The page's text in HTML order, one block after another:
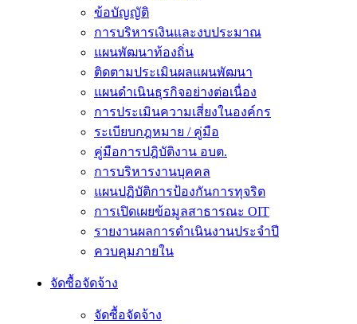
ข้อบัญญัติ
การบริหารเงินและงบประมาณ
แผนพัฒนาท้องถิ่น
ติดตามประเมินผลแผนพัฒนา
แผนดำเนินธุรกิจอย่างต่อเนื่อง
การประเมินความเสี่ยงในองค์กร
ระเบียบกฎหมาย / คู่มือ
คู่มือการปฎิบัติงาน อบต.
การบริหารงานบุคคล
แผนปฏิบัติการป้องกันการทุจริต
การเปิดเผยข้อมูลสาธารณะ OIT
รายงานผลการดำเนินงานประจำปี
ควบคุมภายใน
จัดซื้อจัดจ้าง
จัดซื้อจัดจ้าง